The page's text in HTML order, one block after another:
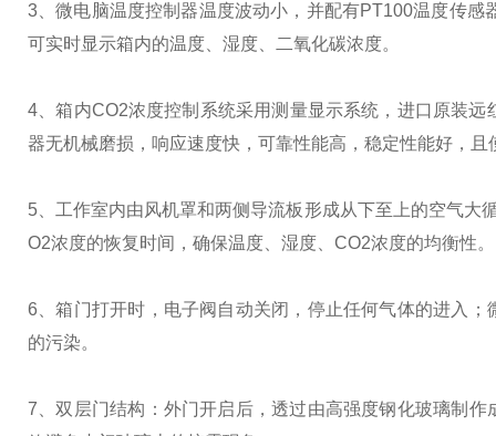
3、微电脑温度控制器温度波动小，并配有PT100温度传
可实时显示箱内的温度、湿度、二氧化碳浓度。
4、箱内CO2浓度控制系统采用测量显示系统，进口原装
器无机械磨损，响应速度快，可靠性能高，稳定性能好，且
5、工作室内由风机罩和两侧导流板形成从下至上的空气
O2浓度的恢复时间，确保温度、湿度、CO2浓度的均衡性。
6、箱门打开时，电子阀自动关闭，停止任何气体的进入
的污染。
7、双层门结构：外门开启后，透过由高强度钢化玻璃制